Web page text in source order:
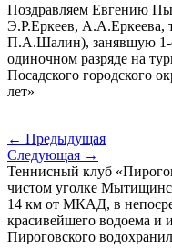
Поздравляем Евгению
Э.Р.Еркеев,
П.А.Шалин), занявшую 1-
одиночном разряде на
Посадского городского
лет»
← Предыдущая
Следующая →
Теннисный клуб
чистом уголке
14 км от МКАД, в
красивейшего водоема
Пироговского